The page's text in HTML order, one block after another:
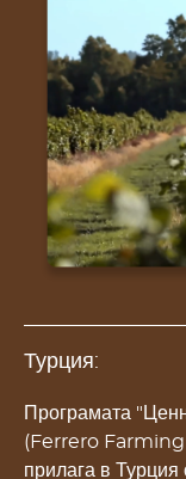
Турция:
Програмата
(Ferrero Farming
прилага в Турция